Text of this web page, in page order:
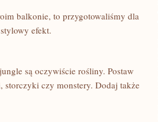
balkonie, to przygotowaliśmy dla
efekt.
są ‍oczywiście rośliny. Postaw
czy monstery. Dodaj także